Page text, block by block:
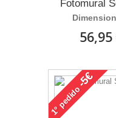
Fotomural
56,95
1°
pedido
-5€